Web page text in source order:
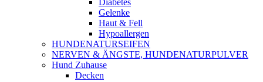
Diabetes
Gelenke
Haut & Fell
Hypoallergen
HUNDENATURSEIFEN
NERVEN & ÄNGSTE, HUNDENATURPULVER
Hund Zuhause
Decken